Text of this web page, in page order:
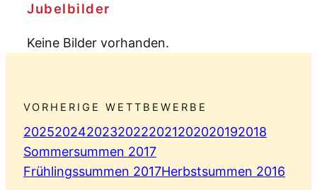
Jubelbilder
Keine Bilder vorhanden.
VORHERIGE WETTBEWERBE
20252024202320222021202020192018
Sommersummen 2017
Frühlingssummen 2017Herbstsummen 2016